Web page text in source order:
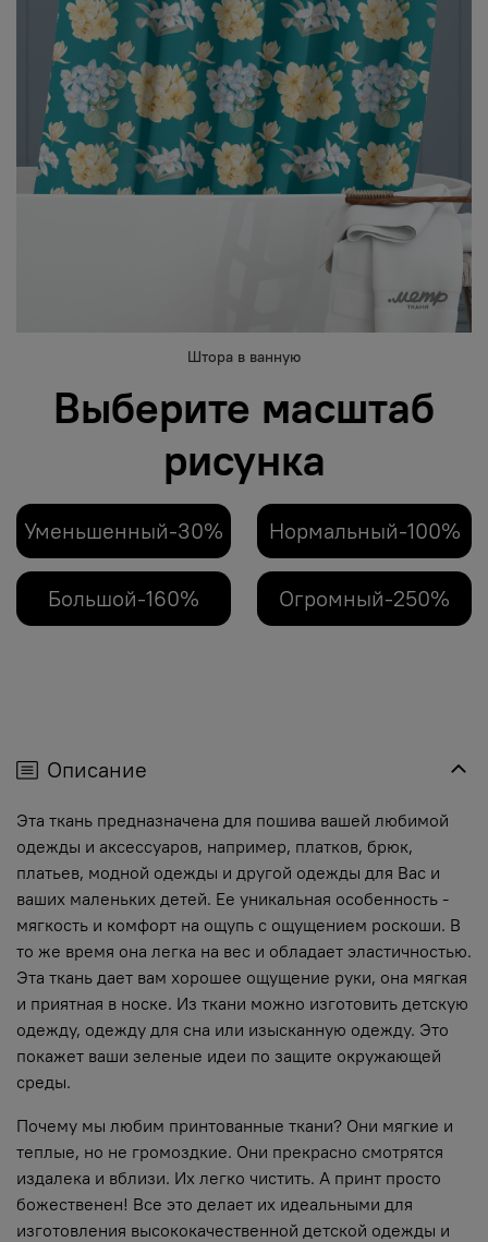
Штора в ванную
Выберите масштаб
рисунка
Уменьшенный-30% Нормальный-100%
Большой-160% Огромный-250%
Описание
Эта ткань предназначена для пошива вашей любимой
одежды и аксессуаров, например, платков, брюк,
платьев, модной одежды и другой одежды для Вас и
ваших маленьких детей. Ее уникальная особенность -
мягкость и комфорт на ощупь с ощущением роскоши. В
то же время она легка на вес и обладает эластичностью.
Эта ткань дает вам хорошее ощущение руки, она мягкая
и приятная в носке. Из ткани можно изготовить детскую
одежду, одежду для сна или изысканную одежду. Это
покажет ваши зеленые идеи по защите окружающей
среды.
Почему мы любим принтованные ткани? Они мягкие и
теплые, но не громоздкие. Они прекрасно смотрятся
издалека и вблизи. Их легко чистить. А принт просто
божественен! Все это делает их идеальными для
изготовления высококачественной детской одежды и